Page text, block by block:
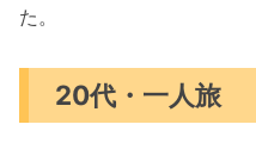
た。
20代・一人旅